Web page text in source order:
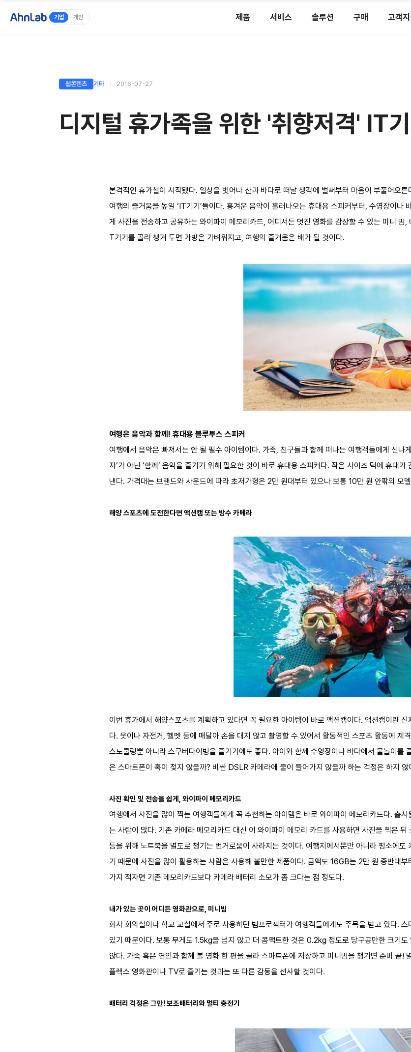
기업 개인 제품 서비스 솔루션 구매 고객
웹콘텐츠 기타 2016-07-27
디지털 휴가족을 위한 '취향저격' IT기
본격적인 휴가철이 시작됐다. 일상을 벗어나 산과 바다로 떠날 생각에 벌써부터 마음이 부풀어오
여행의 즐거움을 높일 ‘IT기기’들이다. 흥겨운 음악이 흘러나오는 휴대용 스피커부터, 수영장이나
게 사진을 전송하고 공유하는 와이파이 메모리카드, 어디서든 멋진 영화를 감상할 수 있는 미니
T기기를 골라 챙겨 두면 가방은 가벼워지고, 여행의 즐거움은 배가 될 것이다.
여행은 음악과 함께! 휴대용 블루투스 스피커
여행에서 음악은 빠져서는 안 될 필수 아이템이다. 가족, 친구들과 함께 떠나는 여행객들에게 신나
자’가 아닌 ‘함께’ 음악을 즐기기 위해 필요한 것이 바로 휴대용 스피커다. 작은 사이즈 덕에 휴대
낸다. 가격대는 브랜드와 사운드에 따라 초저가형은 2만 원대부터 있으나 보통 10만 원 안팎의 모
해양 스포츠에 도전한다면 액션캠 또는 방수 카메라
이번 휴가에서 해양스포츠를 계획하고 있다면 꼭 필요한 아이템이 바로 액션캠이다. 액션캠이란
다. 옷이나 자전거, 헬멧 등에 매달아 손을 대지 않고 촬영할 수 있어서 활동적인 스포츠 활동에
스노쿨링뿐 아니라 스쿠버다이빙을 즐기기에도 좋다. 아이와 함께 수영장이나 바다에서 물놀이를
은 스마트폰이 혹이 젖지 않을까? 비싼 DSLR 카메라에 물이 들어가지 않을까 하는 걱정은 하지 않
사진 확인 및 전송을 쉽게, 와이파이 메모리카드
여행에서 사진을 많이 찍는 여행객들에게 꼭 추천하는 아이템은 바로 와이파이 메모리카드다. 출
는 사람이 많다. 기존 카메라 메모리카드 대신 이 와이파이 메모리 카드를 사용하면 사진을 찍은
등을 위해 노트북을 별도로 챙기는 번거로움이 사라지는 것이다. 여행지에서뿐만 아니라 평소에
기 때문에 사진을 많이 활용하는 사람은 사용해 볼만한 제품이다. 금액도 16GB는 2만 원 중반대
가지 적자면 기존 메모리카드보다 카메라 배터리 소모가 좀 크다는 점 정도다.
내가 있는 곳이 어디든 영화관으로, 미니빔
회사 회의실이나 학교 교실에서 주로 사용하던 빔프로젝터가 여행객들에게도 주목을 받고 있다.
있기 때문이다. 보통 무게도 1.5kg을 넘지 않고 더 콤팩트한 것은 0.2kg 정도로 당구공만한 크기
않다. 가족 혹은 연인과 함께 볼 영화 한 편을 골라 스마트폰에 저장하고 미니빔을 챙기면 준비 끝!
플렉스 영화관이나 TV로 즐기는 것과는 또 다른 감동을 선사할 것이다.
배터리 걱정은 그만! 보조배터리와 멀티 충전기